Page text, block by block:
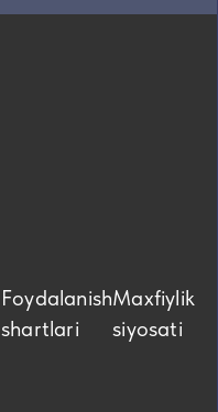
Foydalanish
shartlari
Maxfiylik
siyosati